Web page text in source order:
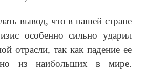
вывод, что в нашей стране
особенно сильно ударил
отрасли, так как падение ее
из наибольших в мире.